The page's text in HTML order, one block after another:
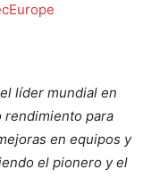
líder mundial en
rendimiento para
en equipos y
el pionero y el